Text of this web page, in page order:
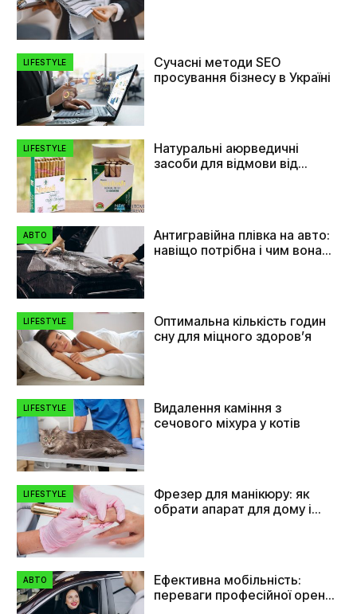
LIFESTYLE
Сучасні методи SEO
просування бізнесу в Україні
LIFESTYLE
Натуральні аюрведичні
засоби для відмови від
АВТО
Антигравійна плівка на авто:
навіщо потрібна і чим вона
LIFESTYLE
Оптимальна кількість годин
сну для міцного здоров’я
LIFESTYLE
Видалення каміння з
сечового міхура у котів
LIFESTYLE
Фрезер для манікюру: як
обрати апарат для дому і
АВТО
Ефективна мобільність:
переваги професійної оренди